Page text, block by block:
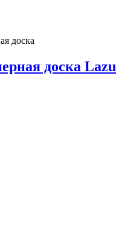
доска
доска